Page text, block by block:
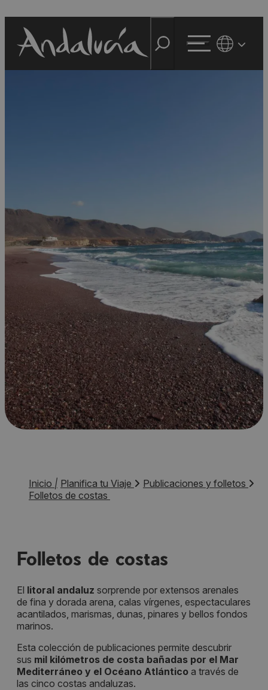
Inicio | Planifica tu Viaje
Publicaciones y folletos
Folletos de costas
Folletos de costas
El litoral andaluz sorprende por extensos arenales
de fina y dorada arena, calas vírgenes, espectaculares
acantilados, marismas, dunas, pinares y bellos fondos
marinos.
Esta colección de publicaciones permite descubrir
sus mil kilómetros de costa bañadas por el Mar
Mediterráneo y el Océano Atlántico a través de
las cinco costas andaluzas.